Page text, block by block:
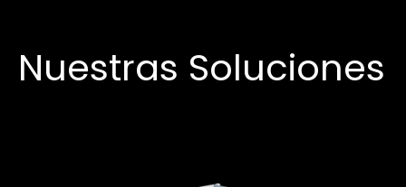
Nuestras Soluciones